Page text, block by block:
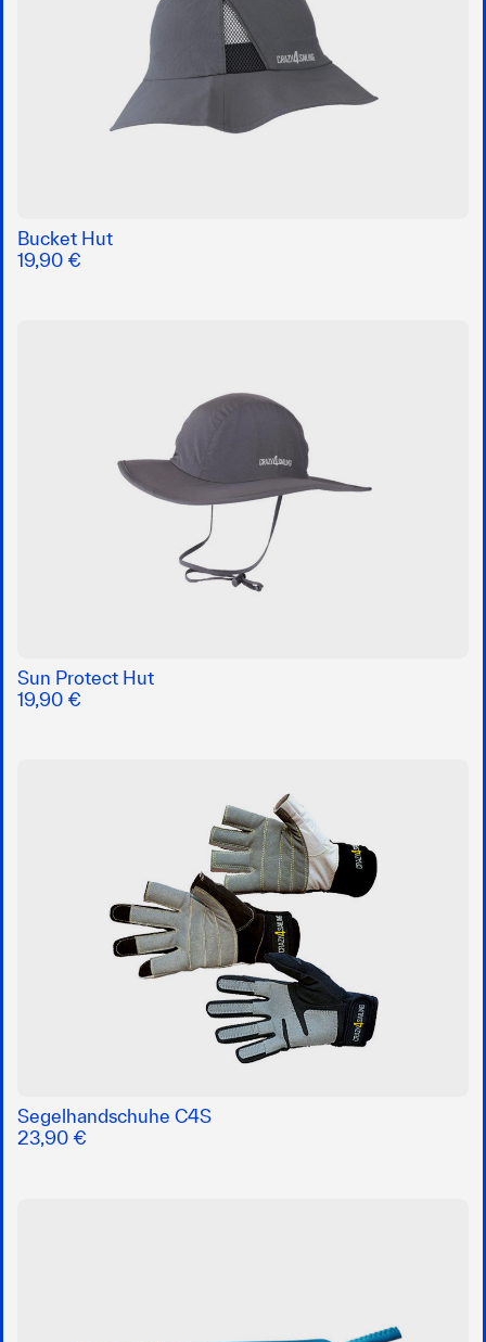
Bucket Hut
19,90 €
Sun Protect Hut
19,90 €
Segelhandschuhe C4S
23,90 €